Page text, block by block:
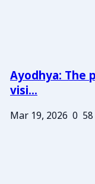
Ayodhya: The
visi...
Mar 19, 2026 0 58